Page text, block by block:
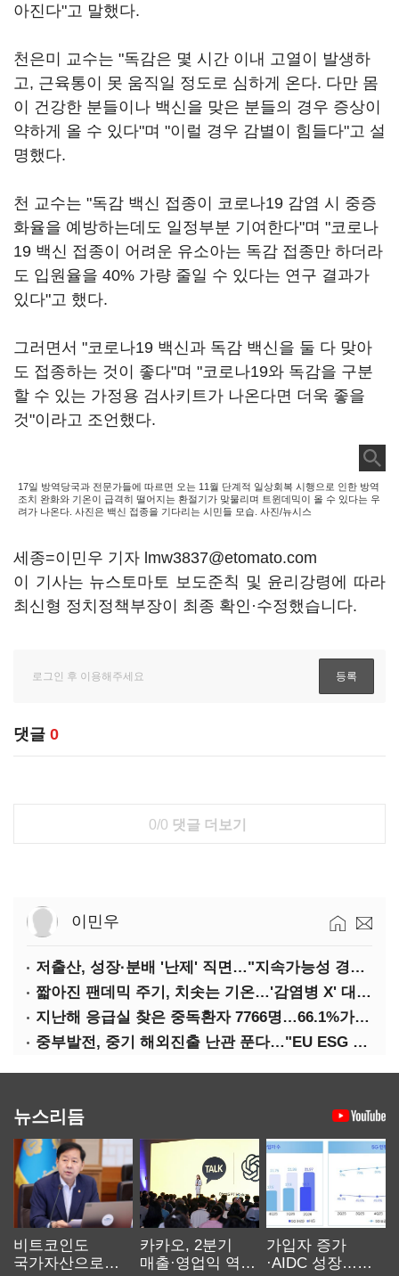
아진다"고 말했다.
천은미 교수는 "독감은 몇 시간 이내 고열이 발생하
고, 근육통이 못 움직일 정도로 심하게 온다. 다만 몸
이 건강한 분들이나 백신을 맞은 분들의 경우 증상이
약하게 올 수 있다"며 "이럴 경우 감별이 힘들다"고 설
명했다.
천 교수는 "독감 백신 접종이 코로나19 감염 시 중증
화율을 예방하는데도 일정부분 기여한다"며 "코로나
19 백신 접종이 어려운 유소아는 독감 접종만 하더라
도 입원율을 40% 가량 줄일 수 있다는 연구 결과가
있다"고 했다.
그러면서 "코로나19 백신과 독감 백신을 둘 다 맞아
도 접종하는 것이 좋다"며 "코로나19와 독감을 구분
할 수 있는 가정용 검사키트가 나온다면 더욱 좋을
것"이라고 조언했다.
17일 방역당국과 전문가들에 따르면 오는 11월 단계적 일상회복 시행으로 인한 방역
조치 완화와 기온이 급격히 떨어지는 환절기가 맞물리며 트윈데믹이 올 수 있다는 우
려가 나온다. 사진은 백신 접종을 기다리는 시민들 모습. 사진/뉴시스
세종=이민우 기자 lmw3837@etomato.com
이 기사는 뉴스토마토 보도준칙 및 윤리강령에 따라
최신형 정치정책부장이 최종 확인·수정했습니다.
댓글 0
0/0 댓글 더보기
이민우
저출산, 성장·분배 '난제' 직면…"지속가능성 경고등"
짧아진 팬데믹 주기, 치솟는 기온…'감염병 X' 대비해야
지난해 응급실 찾은 중독환자 7766명…66.1%가 '의도적 중독'
중부발전, 중기 해외진출 난관 푼다…"EU ESG 실사 공동 대응"
뉴스리듬
비트코인도
국가자산으로…'
카카오, 2분기
매출·영업익 역대
가입자 증가
·AIDC 성장…